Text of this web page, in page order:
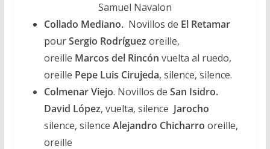
Samuel Navalon
Collado Mediano. Novillos de El Retamar
pourSergio Rodríguez oreille,
oreille Marcos del Rincón vuelta al ruedo,
oreille Pepe Luis Cirujeda, silence, silence.
Colmenar Viejo. Novillos de San Isidro.
David López, vuelta, silence Jarocho
silence, silence Alejandro Chicharro oreille,
oreille